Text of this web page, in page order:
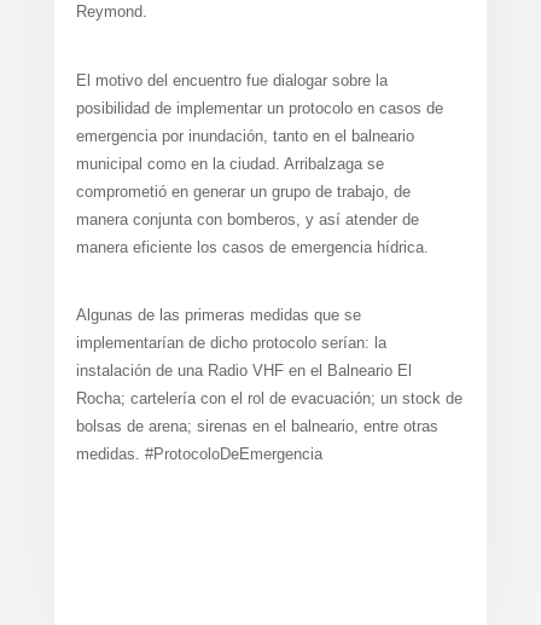
Reymond.
El motivo del encuentro fue dialogar sobre la
posibilidad de implementar un protocolo en casos de
emergencia por inundación, tanto en el balneario
municipal como en la ciudad. Arribalzaga se
comprometió en generar un grupo de trabajo, de
manera conjunta con bomberos, y así atender de
manera eficiente los casos de emergencia hídrica.
Algunas de las primeras medidas que se
implementarían de dicho protocolo serían: la
instalación de una Radio VHF en el Balneario El
Rocha; cartelería con el rol de evacuación; un stock de
bolsas de arena; sirenas en el balneario, entre otras
medidas. #ProtocoloDeEmergencia